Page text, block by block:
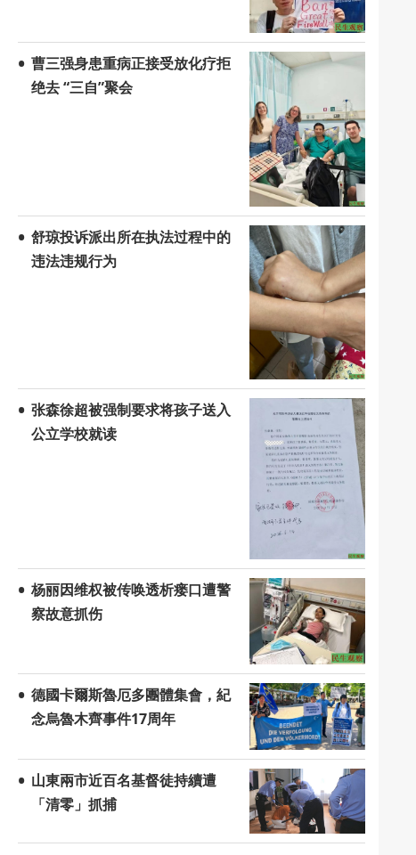
曹三强身患重病正接受放化疗拒
绝去 “三自”聚会
舒琼投诉派出所在执法过程中的
违法违规行为
张森徐超被强制要求将孩子送入
公立学校就读
杨丽因维权被传唤透析瘘口遭警
察故意抓伤
德國卡爾斯魯厄多團體集會，紀
念烏魯木齊事件17周年
山東兩市近百名基督徒持續遭
「清零」抓捕